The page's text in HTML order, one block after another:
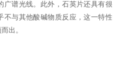
广谱光线。此外，石英片还具有很
不与其他酸碱物质反应，这一特性
出。